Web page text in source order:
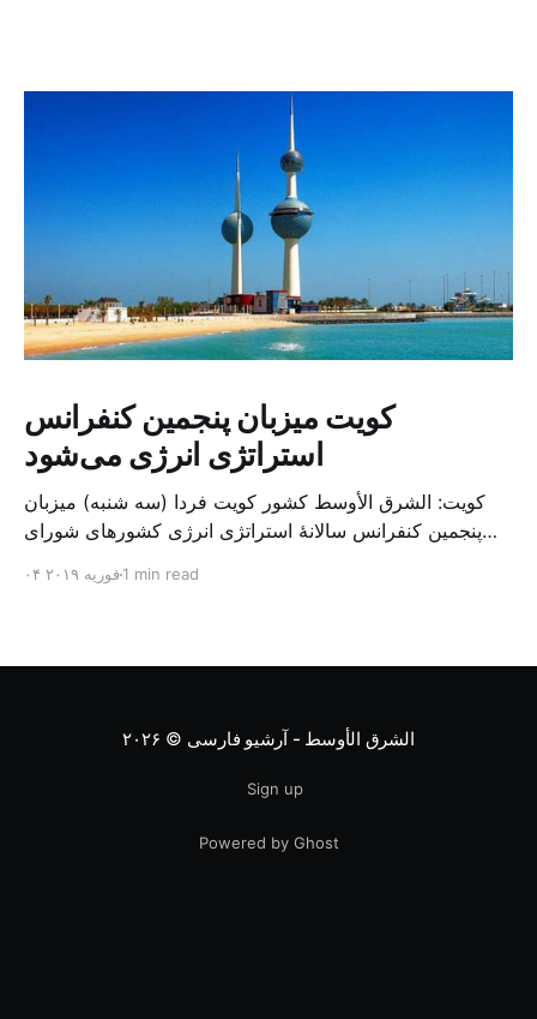
کویت میزبان پنجمین کنفرانس
استراتژی انرژی می‌شود
کویت: الشرق الأوسط کشور کویت فردا (سه شنبه) میزبان
پنجمین کنفرانس سالانهٔ استراتژی انرژی کشورهای شورای
متخصص از شرکت‌های جهانی نفت و گاز در این کنفرانس
۰۴ فوریه ۲۰۱۹1 min read
الشرق الأوسط - آرشیو فارسی © ۲۰۲۶
Sign up
Powered by Ghost